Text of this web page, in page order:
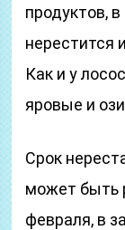
продуктов,
нерестится
Как и у
яровые и
Срок
может быть
февраля, в